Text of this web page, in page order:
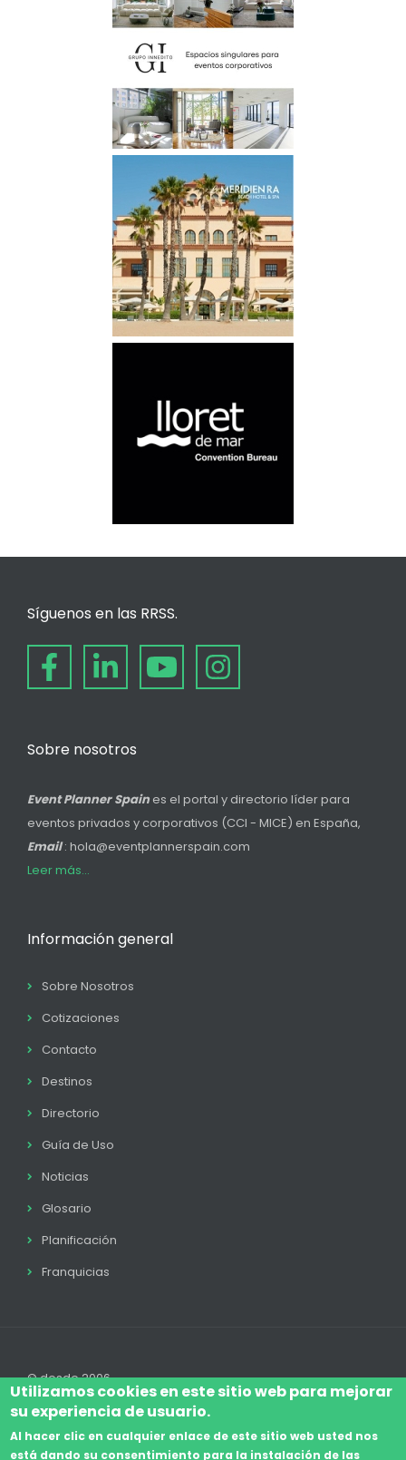
Síguenos en las RRSS.
Sobre nosotros
Event Planner Spain es el portal y directorio líder para
eventos privados y corporativos (CCI - MICE) en España,
Email: hola@eventplannerspain.com
Leer más...
Información general
Sobre Nosotros
Cotizaciones
Contacto
Destinos
Directorio
Guía de Uso
Noticias
Glosario
Planificación
Franquicias
© desde 2006
Utilizamos cookies en este sitio web para mejorar
su experiencia de usuario.
Al hacer clic en cualquier enlace de este sitio web usted nos
está dando su consentimiento para la instalación de las